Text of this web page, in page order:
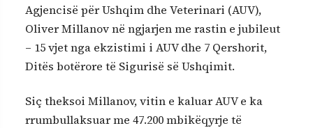
Agjencisë për Ushqim dhe Veterinari (AUV),
Oliver Millanov në ngjarjen me rastin e jubileut
– 15 vjet nga ekzistimi i AUV dhe 7 Qershorit,
Ditës botërore të Sigurisë së Ushqimit.
Siç theksoi Millanov, vitin e kaluar AUV e ka
rrumbullaksuar me 47.200 mbikëqyrje të